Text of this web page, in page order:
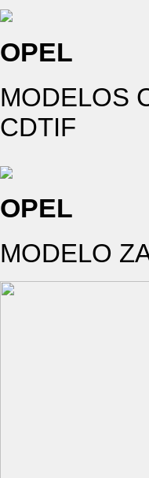
OPEL
MODELOS
CDTIF
OPEL
MODELO